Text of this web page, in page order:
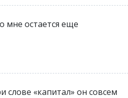
мне остается еще
«капитал» он совсем